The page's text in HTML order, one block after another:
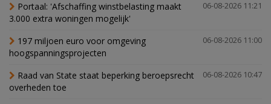
06-08-2026 11:21
Portaal: 'Afschaffing winstbelasting maakt
3.000 extra woningen mogelijk'
06-08-2026 11:00
197 miljoen euro voor omgeving
hoogspanningsprojecten
06-08-2026 10:47
Raad van State staat beperking beroepsrecht
overheden toe